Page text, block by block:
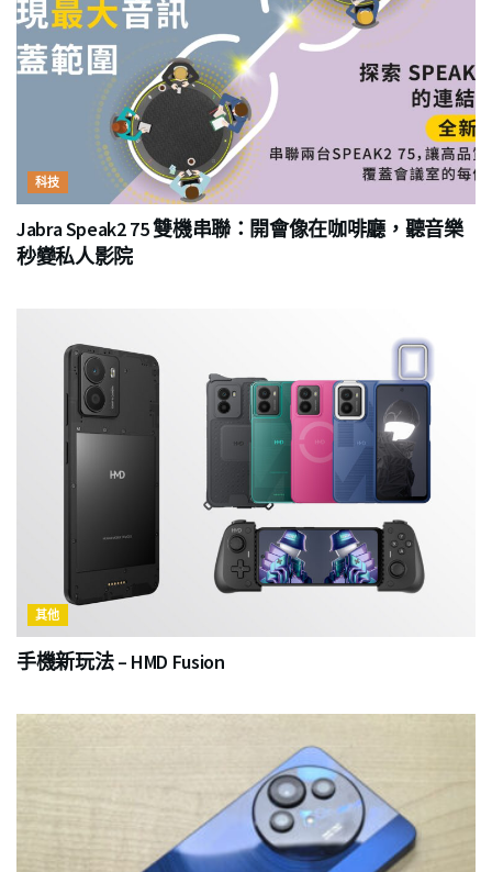
科技
Jabra Speak2 75 雙機串聯：開會像在咖啡廳，聽音樂
秒變私人影院
其他
手機新玩法 – HMD Fusion